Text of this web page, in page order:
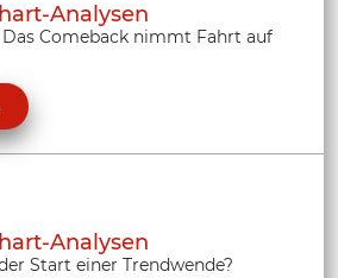
Analysen
Das Comeback nimmt Fahrt auf
Analysen
Start einer Trendwende?